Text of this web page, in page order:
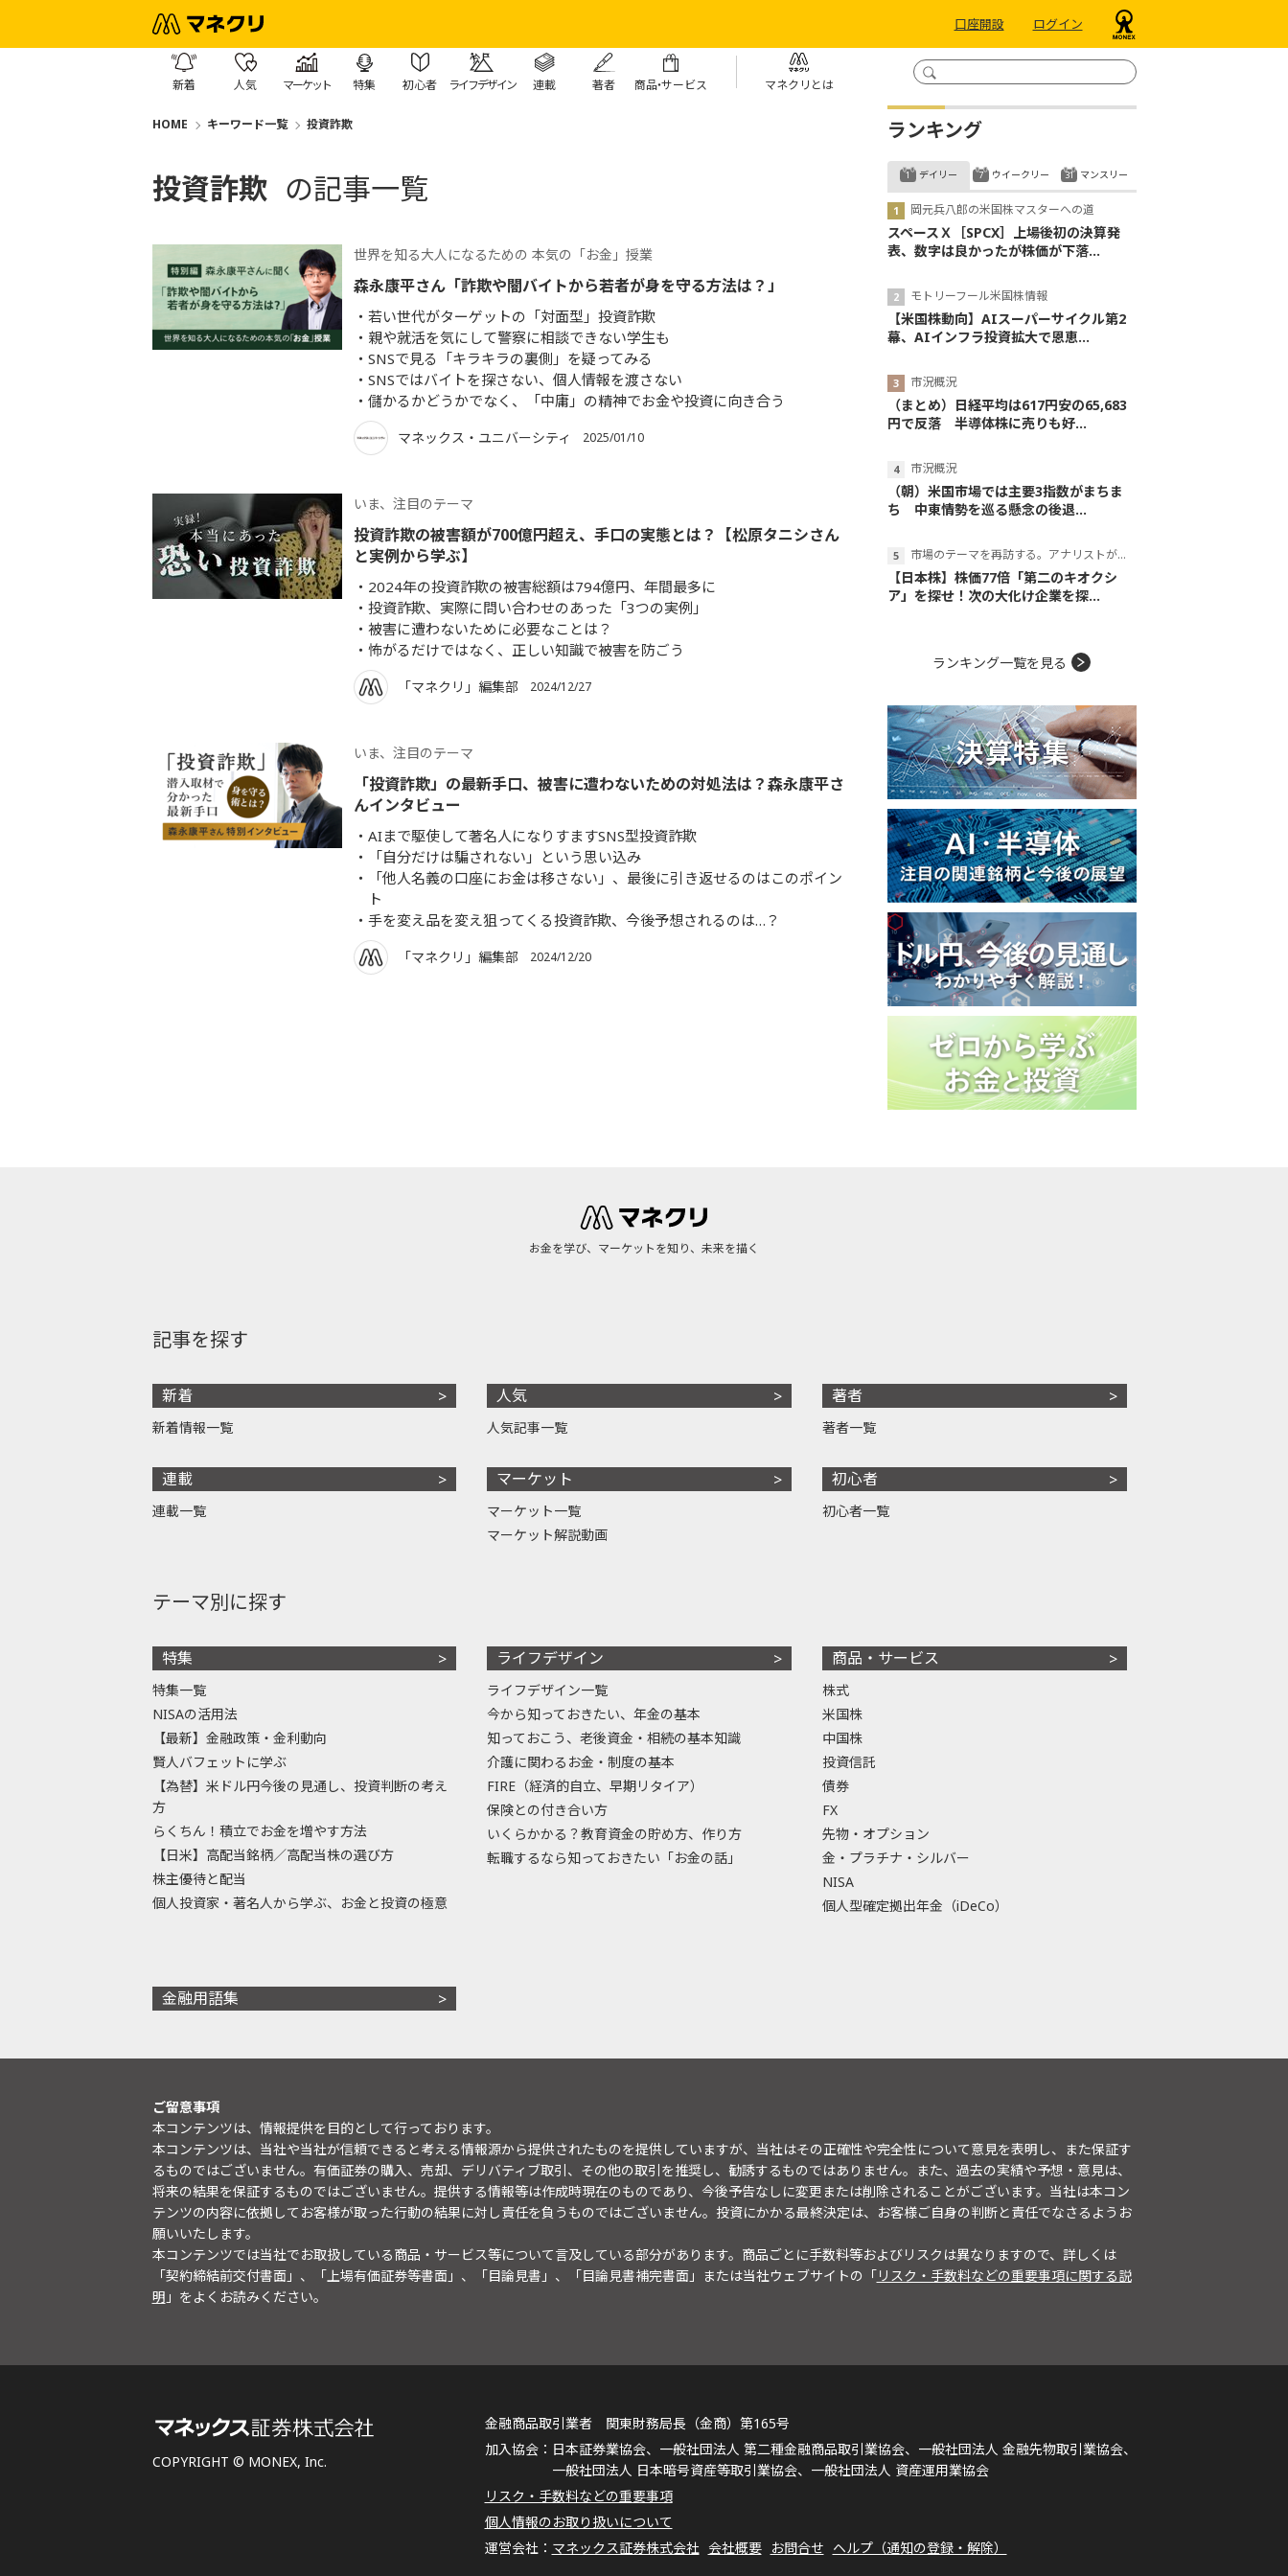
口座開設 ログイン
新着 人気 マーケット 特集 初心者 ライフデザイン 連載 著者 商品・サービス マネクリとは
HOME キーワード一覧 投資詐欺
投資詐欺 の記事一覧
世界を知る大人になるための 本気の「お金」授業
森永康平さん「詐欺や闇バイトから若者が身を守る方法は？」
若い世代がターゲットの「対面型」投資詐欺
親や就活を気にして警察に相談できない学生も
SNSで見る「キラキラの裏側」を疑ってみる
SNSではバイトを探さない、個人情報を渡さない
儲かるかどうかでなく、「中庸」の精神でお金や投資に向き合う
マネックス・ユニバーシティ 2025/01/10
いま、注目のテーマ
投資詐欺の被害額が700億円超え、手口の実態とは？【松原タニシさん
と実例から学ぶ】
2024年の投資詐欺の被害総額は794億円、年間最多に
投資詐欺、実際に問い合わせのあった「3つの実例」
被害に遭わないために必要なことは？
怖がるだけではなく、正しい知識で被害を防ごう
「マネクリ」編集部 2024/12/27
いま、注目のテーマ
「投資詐欺」の最新手口、被害に遭わないための対処法は？森永康平さ
んインタビュー
AIまで駆使して著名人になりすますSNS型投資詐欺
「自分だけは騙されない」という思い込み
「他人名義の口座にお金は移さない」、最後に引き返せるのはこのポイン
ト
手を変え品を変え狙ってくる投資詐欺、今後予想されるのは…？
「マネクリ」編集部 2024/12/20
ランキング
デイリー
岡元兵八郎の米国株マスターへの道
スペースＸ［SPCX］上場後初の決算発
表、数字は良かったが株価が下落...
モトリーフール米国株情報
【米国株動向】AIスーパーサイクル第2
幕、AIインフラ投資拡大で恩恵...
市況概況
（まとめ）日経平均は617円安の65,683
円で反落 半導体株に売りも好...
市況概況
（朝）米国市場では主要3指数がまちま
ち 中東情勢を巡る懸念の後退...
市場のテーマを再訪する。アナリストが読み解くテーマの本質
【日本株】株価77倍「第二のキオクシ
ア」を探せ！次の大化け企業を探...
ウイークリー マンスリー
ランキング一覧を見る
お金を学び、マーケットを知り、未来を描く
記事を探す
新着
新着情報一覧
連載
連載一覧
人気
人気記事一覧
マーケット
マーケット一覧
マーケット解説動画
著者
著者一覧
初心者
初心者一覧
テーマ別に探す
特集
特集一覧
NISAの活用法
【最新】金融政策・金利動向
賢人バフェットに学ぶ
【為替】米ドル円今後の見通し、投資判断の考え
方
らくちん！積立でお金を増やす方法
【日米】高配当銘柄／高配当株の選び方
株主優待と配当
個人投資家・著名人から学ぶ、お金と投資の極意
ライフデザイン
ライフデザイン一覧
今から知っておきたい、年金の基本
知っておこう、老後資金・相続の基本知識
介護に関わるお金・制度の基本
FIRE（経済的自立、早期リタイア）
保険との付き合い方
いくらかかる？教育資金の貯め方、作り方
転職するなら知っておきたい「お金の話」
商品・サービス
株式
米国株
中国株
投資信託
債券
FX
先物・オプション
金・プラチナ・シルバー
NISA
個人型確定拠出年金（iDeCo）
金融用語集
ご留意事項
本コンテンツは、情報提供を目的として行っております。
本コンテンツは、当社や当社が信頼できると考える情報源から提供されたものを提供していますが、当社はその正確性や完全性について意見を表明し、また保証す
るものではございません。有価証券の購入、売却、デリバティブ取引、その他の取引を推奨し、勧誘するものではありません。また、過去の実績や予想・意見は、
将来の結果を保証するものではございません。提供する情報等は作成時現在のものであり、今後予告なしに変更または削除されることがございます。当社は本コン
テンツの内容に依拠してお客様が取った行動の結果に対し責任を負うものではございません。投資にかかる最終決定は、お客様ご自身の判断と責任でなさるようお
願いいたします。
本コンテンツでは当社でお取扱している商品・サービス等について言及している部分があります。商品ごとに手数料等およびリスクは異なりますので、詳しくは
「契約締結前交付書面」、「上場有価証券等書面」、「目論見書」、「目論見書補完書面」または当社ウェブサイトの「リスク・手数料などの重要事項に関する説
明 」をよくお読みください。
COPYRIGHT © MONEX, Inc.
金融商品取引業者 関東財務局長（金商）第165号
日本証券業協会、一般社団法人 第二種金融商品取引業協会、一般社団法人 金融先物取引業協会、
一般社団法人 日本暗号資産等取引業協会、一般社団法人 資産運用業協会
リスク・手数料などの重要事項
個人情報のお取り扱いについて
マネックス証券株式会社 会社概要 お問合せ ヘルプ（通知の登録・解除）